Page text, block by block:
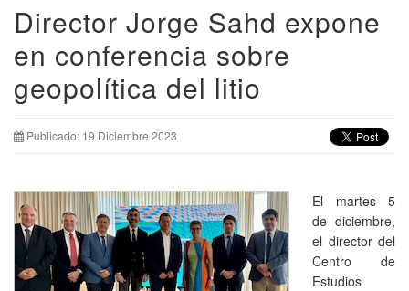
Director Jorge Sahd expone
en conferencia sobre
geopolítica del litio
Publicado: 19 Diciembre 2023
El martes 5
de diciembre,
el director del
Centro de
Estudios